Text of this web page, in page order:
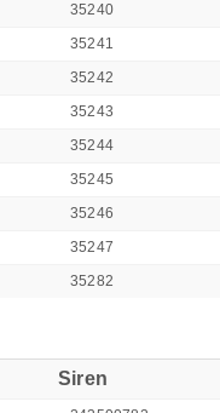
35240
35241
35242
35243
35244
35245
35246
35247
35282
Siren